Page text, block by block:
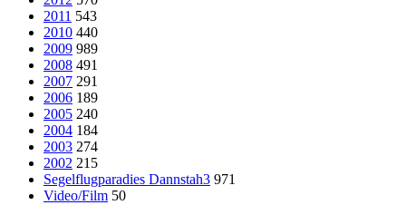
2011 543
2010 440
2009 989
2008 491
2007 291
2006 189
2005 240
2004 184
2003 274
2002 215
Segelflugparadies Dannstah3 971
Video/Film 50